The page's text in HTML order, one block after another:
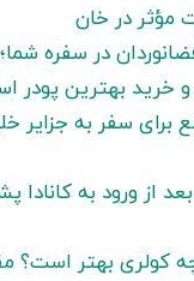
مؤثر در خان
در سفره
بهترین پودر
برای سفر به جزایر
از ورود به کانادا
کولری بهتر است؟